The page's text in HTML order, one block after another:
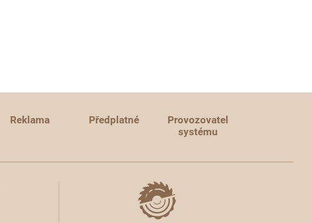
Reklama Předplatné
Provozovatel
systému